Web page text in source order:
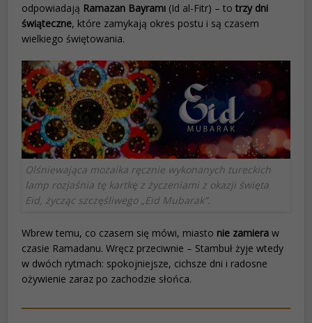
odpowiadają Ramazan Bayramı (Id al-Fitr) – totrzy dni
świąteczne, które zamykają okres postu i są czasem
wielkiego świętowania.
Olśniewająca mozaika ręcznie wykonanych tureckich
lamp rozjaśnia tę kartkę z życzeniami z okazji święta
Eid, życząc szczęśliwego „Eid Mubarak”.
Wbrew temu, co czasem się mówi, miasto nie zamiera w
czasie Ramadanu. Wręcz przeciwnie – Stambuł żyje wtedy
w dwóch rytmach: spokojniejsze, cichsze dni i radosne
ożywienie zaraz po zachodzie słońca.